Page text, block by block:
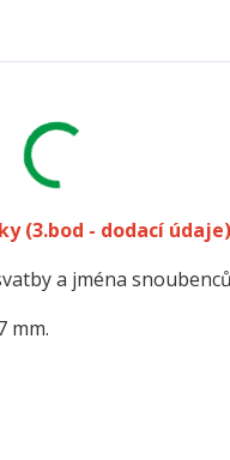
(3.bod - dodací
a jména
mm.